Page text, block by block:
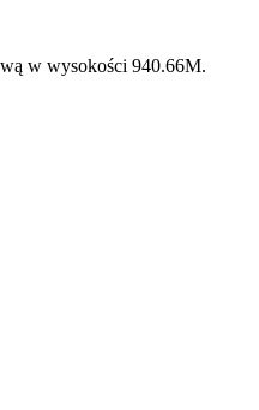
w wysokości 940.66M.